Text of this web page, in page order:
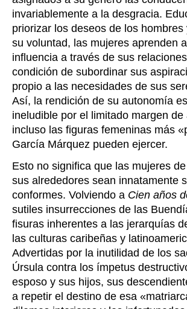
invariablemente a la desgracia.
priorizar los deseos de los
su voluntad, las mujeres aprenden
influencia a través de sus
condición de subordinar sus
propio a las necesidades de sus
Así, la rendición de su autonomía
ineludible por el limitado margen de
incluso las figuras femeninas más
García Márquez pueden ejercer.
Esto no significa que las mujeres
sus alrededores sean innatamente
conformes. Volviendo a Cien años
sutiles insurrecciones de las
fisuras inherentes a las jerarquías
las culturas caribeñas y
Advertidas por la inutilidad de los
Úrsula contra los ímpetus
esposo y sus hijos, sus
a repetir el destino de esa